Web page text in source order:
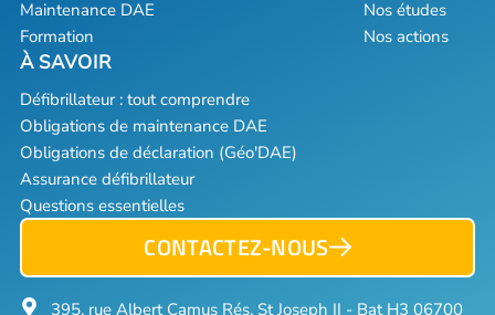
Maintenance DAE
Formation
Nos études
Nos actions
Défibrillateur : tout comprendre
Obligations de maintenance DAE
Obligations de déclaration (Géo'DAE)
Assurance défibrillateur
Questions essentielles
CONTACTEZ-NOUS
395, rue Albert Camus Rés. St Joseph II - Bat H3 06700